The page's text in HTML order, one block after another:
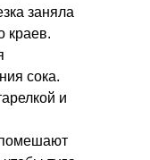
заняла
краев.
сока.
и
помешают